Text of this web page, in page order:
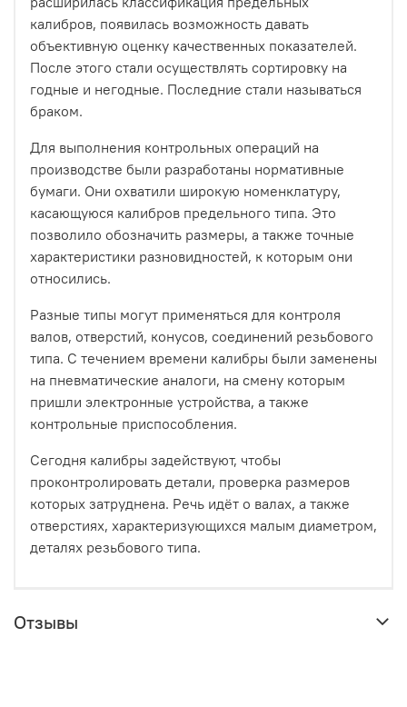
калибров, появилась возможность давать
объективную оценку качественных показателей.
После этого стали осуществлять сортировку на
годные и негодные. Последние стали называться
браком.
Для выполнения контрольных операций на
производстве были разработаны нормативные
бумаги. Они охватили широкую номенклатуру,
касающуюся калибров предельного типа. Это
позволило обозначить размеры, а также точные
характеристики разновидностей, к которым они
относились.
Разные типы могут применяться для контроля
валов, отверстий, конусов, соединений резьбового
типа. С течением времени калибры были заменены
на пневматические аналоги, на смену которым
пришли электронные устройства, а также
контрольные приспособления.
Сегодня калибры задействуют, чтобы
проконтролировать детали, проверка размеров
которых затруднена. Речь идёт о валах, а также
отверстиях, характеризующихся малым диаметром,
деталях резьбового типа.
Отзывы